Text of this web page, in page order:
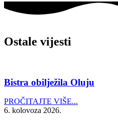
Ostale vijesti
Bistra obilježila Oluju
PROČITAJTE VIŠE...
6. kolovoza 2026.